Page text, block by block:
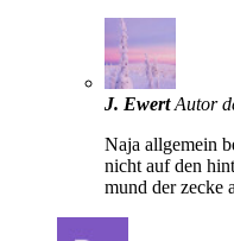
J. Ewert Autor
Naja allgemein
nicht auf den
mund der zecke